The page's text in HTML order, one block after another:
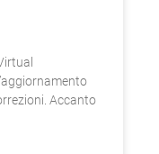
Accanto